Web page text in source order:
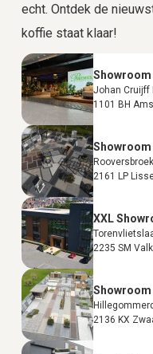
echt. Ontdek de
koffie staat klaar!
Johan Cruijff
1101 BH
2161 LP
XXL
2235 SM
2136 KX